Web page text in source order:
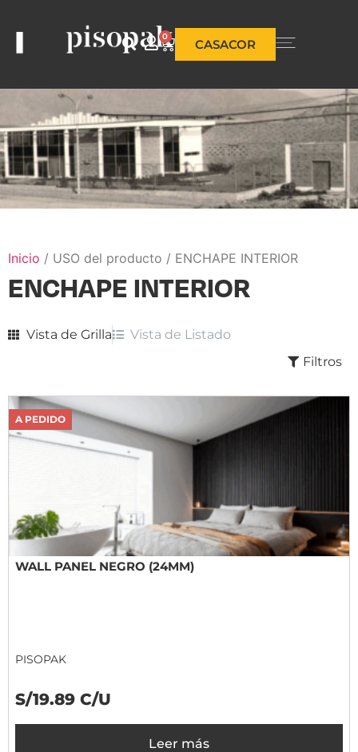
0
CASACOR
Inicio / USO del producto / ENCHAPE INTERIOR
ENCHAPE INTERIOR
Vista de Grilla
Vista de Listado
Filtros
A PEDIDO
WALL PANEL NEGRO (24MM)
PISOPAK
S/19.89 C/U
Leer más